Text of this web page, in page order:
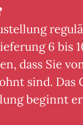
6 bis
dass Sie
sind. Das
beginnt